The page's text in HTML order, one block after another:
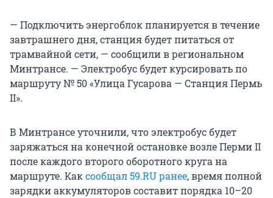
— Подключить энергоблок планируется в течение
завтрашнего дня, станция будет питаться от
трамвайной сети, — сообщили в региональном
Минтрансе. — Электробус будет курсировать по
маршруту № 50 «Улица Гусарова — Станция Пермь
II».
В Минтрансе уточнили, что электробус будет
заряжаться на конечной остановке возле Перми II
после каждого второго оборотного круга на
маршруте. Каксообщал 59.RU ранее, время полной
зарядки аккумуляторов составит порядка 10–20